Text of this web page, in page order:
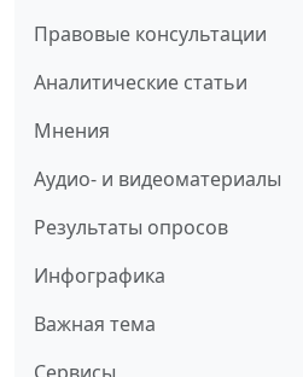
Правовые консультации
Аналитические статьи
Мнения
Аудио- и видеоматериалы
Результаты опросов
Инфографика
Важная тема